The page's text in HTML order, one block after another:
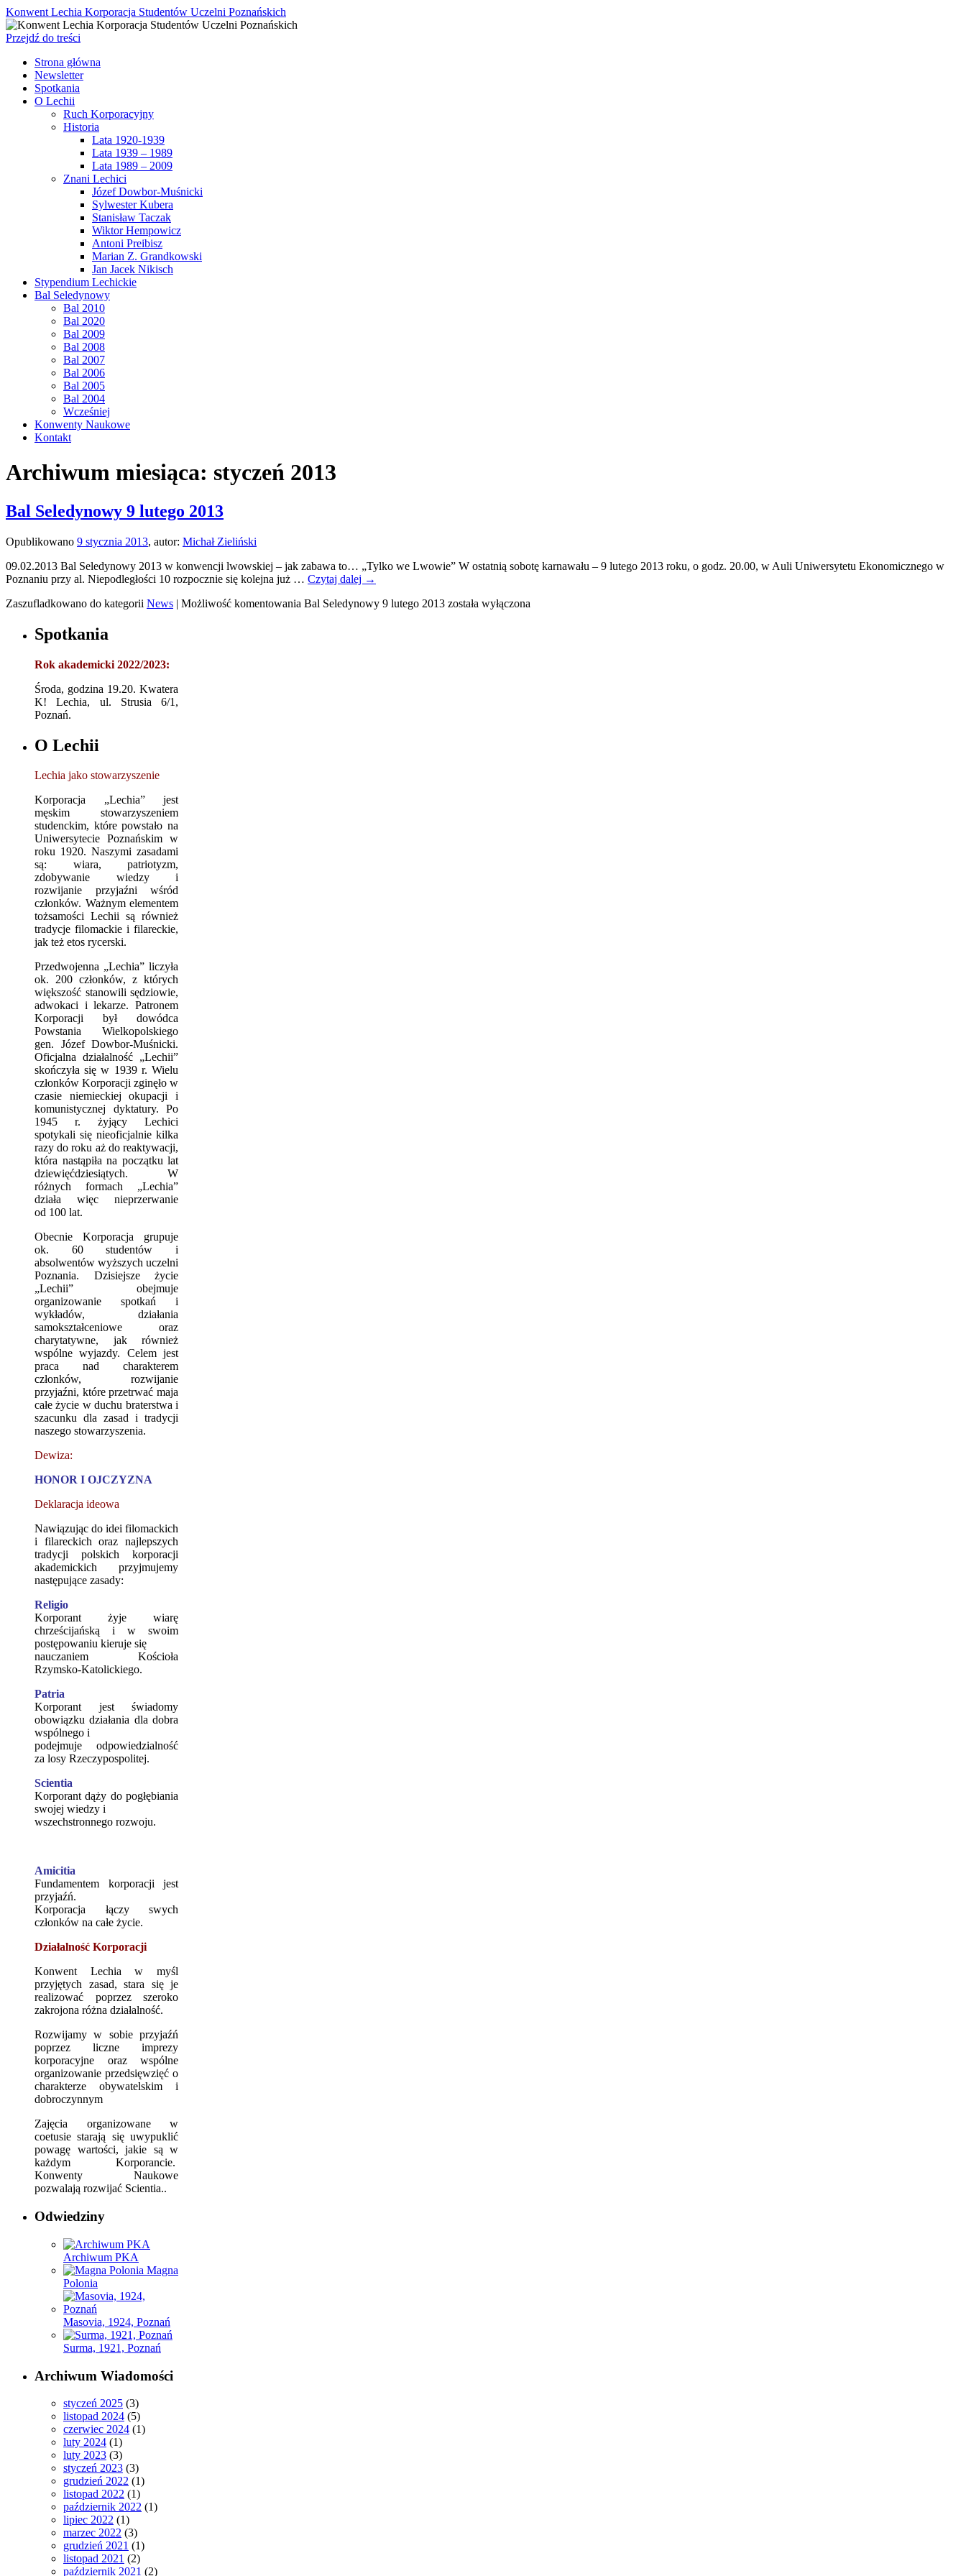
Konwent Lechia Korporacja Studentów Uczelni Poznańskich
Przejdź do treści
Strona główna
Newsletter
Spotkania
O Lechii
Ruch Korporacyjny
Historia
Lata 1920-1939
Lata 1939 – 1989
Lata 1989 – 2009
Znani Lechici
Józef Dowbor-Muśnicki
Sylwester Kubera
Stanisław Taczak
Wiktor Hempowicz
Antoni Preibisz
Marian Z. Grandkowski
Jan Jacek Nikisch
Stypendium Lechickie
Bal Seledynowy
Bal 2010
Bal 2020
Bal 2009
Bal 2008
Bal 2007
Bal 2006
Bal 2005
Bal 2004
Wcześniej
Konwenty Naukowe
Kontakt
Archiwum miesiąca: styczeń 2013
Bal Seledynowy 9 lutego 2013
Opublikowano 9 stycznia 2013, autor: Michał Zieliński
09.02.2013 Bal Seledynowy 2013 w konwencji lwowskiej – jak zabawa to… „Tylko we Lwowie” W ostatnią sobotę karnawału – 9 lutego 2013 roku, o godz. 20.00, w Auli Uniwersytetu Ekonomicznego w
Poznaniu przy al. Niepodległości 10 rozpocznie się kolejna już … Czytaj dalej →
Zaszufladkowano do kategorii News | Możliwość komentowania Bal Seledynowy 9 lutego 2013 została wyłączona
Spotkania
Rok akademicki 2022/2023:
Środa, godzina 19.20. Kwatera
K! Lechia, ul. Strusia 6/1,
Poznań.
O Lechii
Lechia jako stowarzyszenie
Korporacja „Lechia” jest
męskim stowarzyszeniem
studenckim, które powstało na
Uniwersytecie Poznańskim w
roku 1920. Naszymi zasadami
są: wiara, patriotyzm,
zdobywanie wiedzy i
rozwijanie przyjaźni wśród
członków. Ważnym elementem
tożsamości Lechii są również
tradycje filomackie i filareckie,
jak też etos rycerski.
Przedwojenna „Lechia” liczyła
ok. 200 członków, z których
większość stanowili sędziowie,
adwokaci i lekarze. Patronem
Korporacji był dowódca
Powstania Wielkopolskiego
gen. Józef Dowbor-Muśnicki.
Oficjalna działalność „Lechii”
skończyła się w 1939 r. Wielu
członków Korporacji zginęło w
czasie niemieckiej okupacji i
komunistycznej dyktatury. Po
1945 r. żyjący Lechici
spotykali się nieoficjalnie kilka
razy do roku aż do reaktywacji,
która nastąpiła na początku lat
dziewięćdziesiątych. W
różnych formach „Lechia”
działa więc nieprzerwanie
od 100 lat.
Obecnie Korporacja grupuje
ok. 60 studentów i
absolwentów wyższych uczelni
Poznania. Dzisiejsze życie
„Lechii” obejmuje
organizowanie spotkań i
wykładów, działania
samokształceniowe oraz
charytatywne, jak również
wspólne wyjazdy. Celem jest
praca nad charakterem
członków, rozwijanie
przyjaźni, które przetrwać maja
całe życie w duchu braterstwa i
szacunku dla zasad i tradycji
naszego stowarzyszenia.
Dewiza:
HONOR I OJCZYZNA
Deklaracja ideowa
Nawiązując do idei filomackich
i filareckich oraz najlepszych
tradycji polskich korporacji
akademickich przyjmujemy
następujące zasady:
Religio
Korporant żyje wiarę
chrześcijańską i w swoim
postępowaniu kieruje się
nauczaniem Kościoła
Rzymsko-Katolickiego.
Patria
Korporant jest świadomy
obowiązku działania dla dobra
wspólnego i
podejmuje odpowiedzialność
za losy Rzeczypospolitej.
Scientia
Korporant dąży do pogłębiania
swojej wiedzy i
wszechstronnego rozwoju.
Amicitia
Fundamentem korporacji jest
przyjaźń.
Korporacja łączy swych
członków na całe życie.
Działalność Korporacji
Konwent Lechia w myśl
przyjętych zasad, stara się je
realizować poprzez szeroko
zakrojona różna działalność.
Rozwijamy w sobie przyjaźń
poprzez liczne imprezy
korporacyjne oraz wspólne
organizowanie przedsięwzięć o
charakterze obywatelskim i
dobroczynnym
Zajęcia organizowane w
coetusie starają się uwypuklić
powagę wartości, jakie są w
każdym Korporancie.
Konwenty Naukowe
pozwalają rozwijać Scientia..
Odwiedziny
Archiwum PKA
Magna
Polonia
Masovia, 1924, Poznań
Surma, 1921, Poznań
Archiwum Wiadomości
styczeń 2025 (3)
listopad 2024 (5)
czerwiec 2024 (1)
luty 2024 (1)
luty 2023 (3)
styczeń 2023 (3)
grudzień 2022 (1)
listopad 2022 (1)
październik 2022 (1)
lipiec 2022 (1)
marzec 2022 (3)
grudzień 2021 (1)
listopad 2021 (2)
październik 2021 (2)